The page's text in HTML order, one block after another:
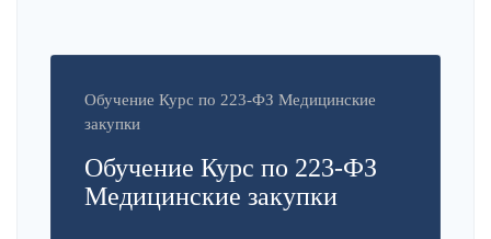
Обучение Курс по 223-ФЗ Медицинские
закупки
Обучение Курс по 223-ФЗ
Медицинские закупки